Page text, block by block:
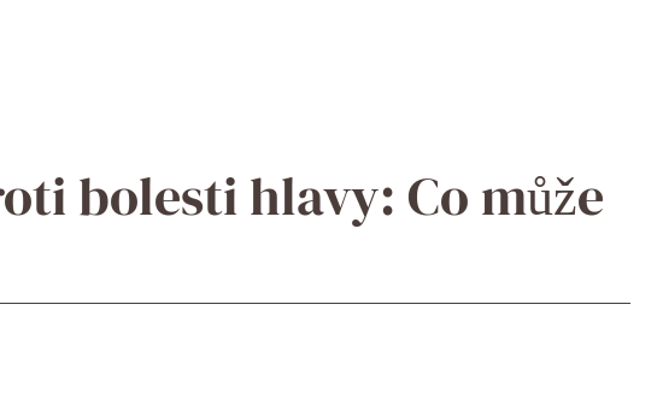
bolesti hlavy: Co může